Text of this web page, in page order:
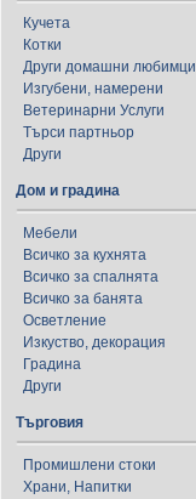
Кучета
Котки
Други домашни любимци
Изгубени, намерени
Ветеринарни Услуги
Търси партньор
Други
Дом и градина
Мебели
Всичко за кухнята
Всичко за спалнята
Всичко за банята
Осветление
Изкуство, декорация
Градина
Други
Търговия
Промишлени стоки
Храни, Напитки